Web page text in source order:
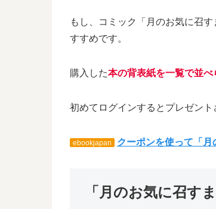
もし、コミック「月のお気に召
すすめです。
購入した本の背表紙を一覧で並べ
初めてログインするとプレゼン
ebookjapan クーポンを使って「月
「月のお気に召す